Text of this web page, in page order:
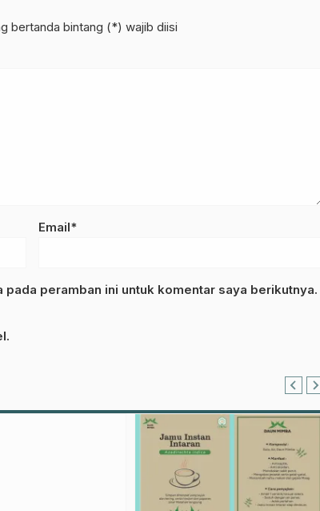
bertanda bintang (*) wajib diisi
Email*
peramban ini untuk komentar saya berikutnya.